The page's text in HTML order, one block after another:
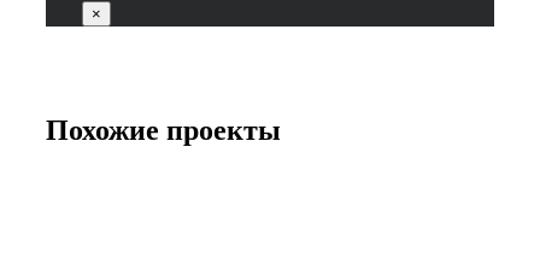
×
Похожие проекты